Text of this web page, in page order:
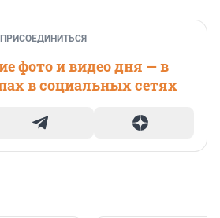
ПРИСОЕДИНИТЬСЯ
фото и видео дня — в
в социальных сетях